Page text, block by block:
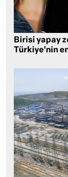
Birisi yapay
Türkiye’nin